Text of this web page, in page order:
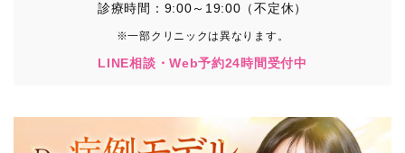
診療時間：9:00～19:00（不定休）
※一部クリニックは異なります。
LINE相談・Web予約24時間受付中